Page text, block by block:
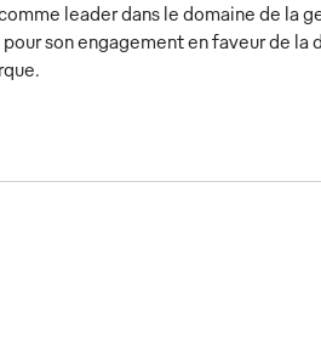
leader dans le domaine de la
son engagement en faveur de